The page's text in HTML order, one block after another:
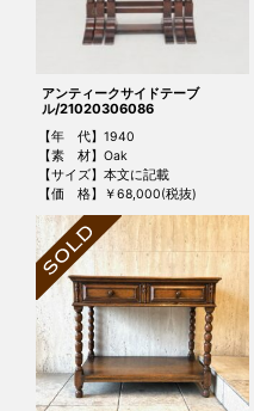
アンティークサイドテーブ
ル/21020306086
【年 代】1940
【素 材】Oak
【サイズ】本文に記載
【価 格】￥68,000(税抜)